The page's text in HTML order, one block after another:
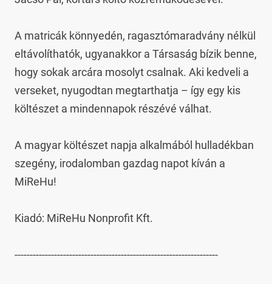
A matricák könnyedén, ragasztómaradvány nélkül
eltávolíthatók, ugyanakkor a Társaság bízik benne,
hogy sokak arcára mosolyt csalnak. Aki kedveli a
verseket, nyugodtan megtarthatja – így egy kis
költészet a mindennapok részévé válhat.
A magyar költészet napja alkalmából hulladékban
szegény, irodalomban gazdag napot kíván a
MiReHu!
Kiadó: MiReHu Nonprofit Kft.
-------------------------------------------------------------------